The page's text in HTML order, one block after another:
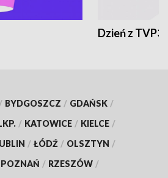
Dzień z TVP3
/ BYDGOSZCZ / GDAŃSK /
/ KATOWICE / KIELCE /
/ ŁÓDŹ / OLSZTYN /
POZNAŃ / RZESZÓW /